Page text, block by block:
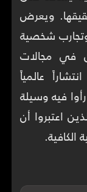
ويعرض
شخصية
في مجالات
عالمياً
فيه وسيلة
اعتبروا أن
الكافية.